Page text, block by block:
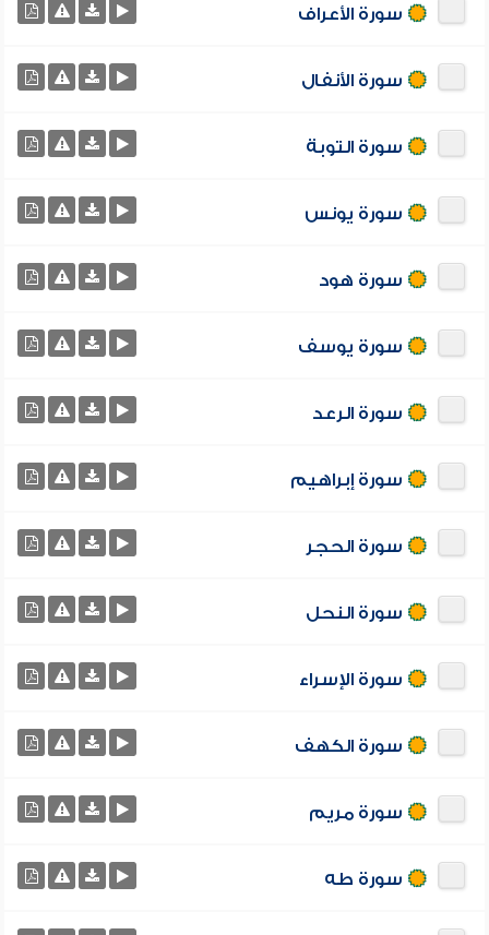
سورة الأعراف
سورة الأنفال
سورة التوبة
سورة يونس
سورة هود
سورة يوسف
سورة الرعد
سورة إبراهيم
سورة الحجر
سورة النحل
سورة الإسراء
سورة الكهف
سورة مريم
سورة طه